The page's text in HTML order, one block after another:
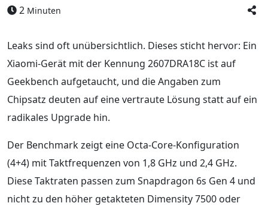
2 Minuten
Leaks sind oft unübersichtlich. Dieses sticht hervor: Ein
Xiaomi-Gerät mit der Kennung 2607DRA18C ist auf
Geekbench aufgetaucht, und die Angaben zum
Chipsatz deuten auf eine vertraute Lösung statt auf ein
radikales Upgrade hin.
Der Benchmark zeigt eine Octa-Core-Konfiguration
(4+4) mit Taktfrequenzen von 1,8 GHz und 2,4 GHz.
Diese Taktraten passen zum Snapdragon 6s Gen 4 und
nicht zu den höher getakteten Dimensity 7500 oder